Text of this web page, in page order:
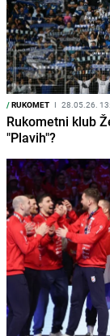
/RUKOMET I 28.05.26.
Rukometni klub
"Plavih"?